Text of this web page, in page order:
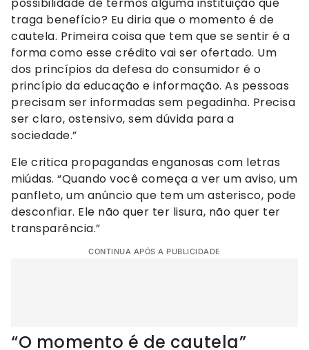
possibilidade de termos alguma instituição que
traga benefício? Eu diria que o momento é de
cautela. Primeira coisa que tem que se sentir é a
forma como esse crédito vai ser ofertado. Um
dos princípios da defesa do consumidor é o
princípio da educação e informação. As pessoas
precisam ser informadas sem pegadinha. Precisa
ser claro, ostensivo, sem dúvida para a
sociedade.”
Ele critica propagandas enganosas com letras
miúdas. “Quando você começa a ver um aviso, um
panfleto, um anúncio que tem um asterisco, pode
desconfiar. Ele não quer ter lisura, não quer ter
transparência.”
CONTINUA APÓS A PUBLICIDADE
“O momento é de cautela”